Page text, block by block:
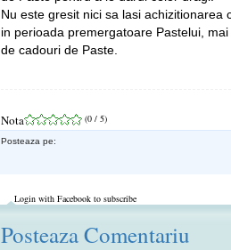
Nu este gresit nici sa lasi
in perioada premergatoare Pastelui,
de cadouri de Paste.
Nota (0 / 5)
Posteaza pe:
Login with Facebook to subscribe
Posteaza Comentariu